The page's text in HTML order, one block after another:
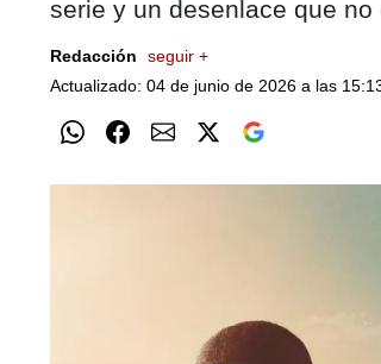
serie y un desenlace que
Redacción
seguir +
Actualizado: 04 de junio de 2026 a las